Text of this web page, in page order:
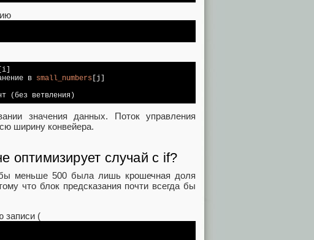
[i]
в
small_numbers [j]
(без ветвления)
значения данных. Поток управления
ширину конвейера.
оптимизирует случай с if?
меньше 500 была лишь крошечная доля
что блок предсказания почти всегда бы
записи (